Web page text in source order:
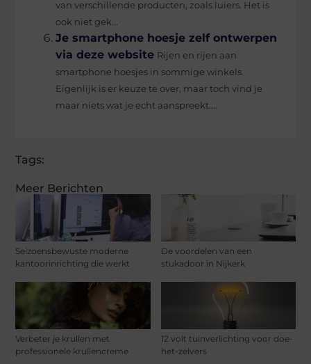
Meer Berichten
Seizoensbewuste moderne
kantoorinrichting die werkt
De voordelen van een
stukadoor in Nijkerk
Verbeter je krullen met
professionele krullencreme
12 volt tuinverlichting voor doe-
het-zelvers
van verschillende producten, zoals luiers. Het is
ook niet gek...
Je smartphone hoesje zelf ontwerpen
via deze website Rijen en rijen aan
smartphone hoesjes in sommige winkels.
Eigenlijk is er keuze te over, maar toch vind je
maar niets wat je echt aanspreekt....
Tags: